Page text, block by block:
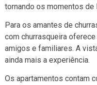
tornando os momentos
Para os amantes de
com churrasqueira
amigos e familiares. A
ainda mais a experiência.
Os apartamentos contam